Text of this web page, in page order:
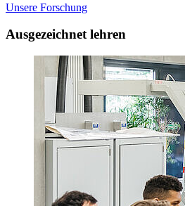
Unsere Forschung
Ausgezeichnet lehren